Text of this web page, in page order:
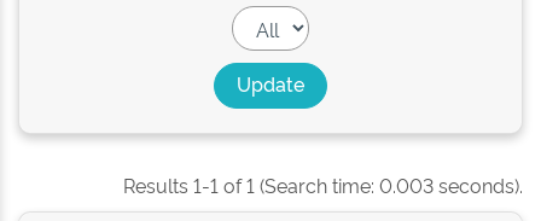
Results 1-1 of 1 (Search time: 0.003 seconds).